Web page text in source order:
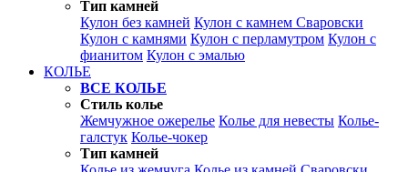
Тип камней
Кулон без камней Кулон с камнем Сваровски
Кулон с камнями Кулон с перламутром Кулон с
фианитом Кулон с эмалью
КОЛЬЕ
ВСЕ КОЛЬЕ
Стиль колье
Жемчужное ожерелье Колье для невесты Колье-
галстук Колье-чокер
Тип камней